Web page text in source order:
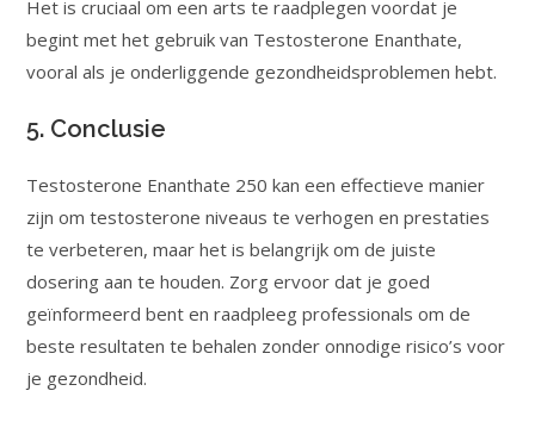
Het is cruciaal om een arts te raadplegen voordat je
begint met het gebruik van Testosterone Enanthate,
vooral als je onderliggende gezondheidsproblemen hebt.
5. Conclusie
Testosterone Enanthate 250 kan een effectieve manier
zijn om testosterone niveaus te verhogen en prestaties
te verbeteren, maar het is belangrijk om de juiste
dosering aan te houden. Zorg ervoor dat je goed
geïnformeerd bent en raadpleeg professionals om de
beste resultaten te behalen zonder onnodige risico’s voor
je gezondheid.